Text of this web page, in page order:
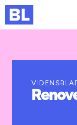
Kurser og
Jobportalen